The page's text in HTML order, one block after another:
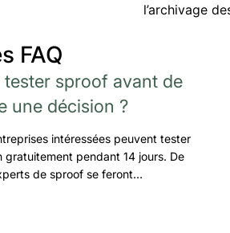
l’archivage
FAQ
tester sproof avant de
une décision ?
intéressées peuvent tester
gratuitement pendant 14 jours. De
de sproof se feront…